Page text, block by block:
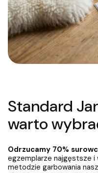
Standard
warto
Odrzucamy 70%
egzemplarze najgęstsze i
metodzie garbowania